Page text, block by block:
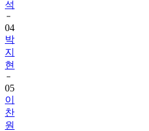
석
04
박
지
현
05
이
찬
원